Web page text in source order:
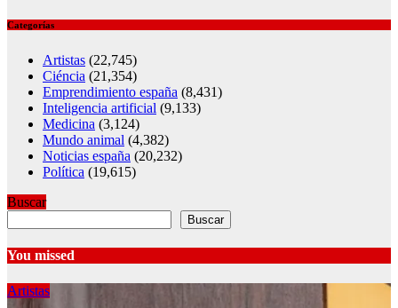
Categorías
Artistas (22,745)
Ciéncia (21,354)
Emprendimiento españa (8,431)
Inteligencia artificial (9,133)
Medicina (3,124)
Mundo animal (4,382)
Noticias españa (20,232)
Política (19,615)
Buscar
Buscar
You missed
Artistas